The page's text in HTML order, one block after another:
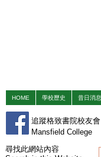
HOME 學校歷史 昔日消息
追蹤格致書院校友會
Mansfield College
​尋找此網站內容